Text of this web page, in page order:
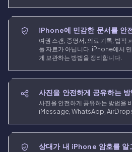
iPhone에 민감한 문서를 안
여권 스캔, 증명서, 의료 기록, 법적
둘 자료가 아닙니다. iPhone에서
게 보관하는 방법을 정리합니다.
사진을 안전하게 공유하는 방
사진을 안전하게 공유하는 방법을
iMessage, WhatsApp, AirDrop
상대가 내 iPhone 암호를 알